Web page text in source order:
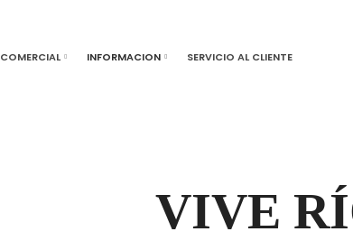
COMERCIAL INFORMACION SERVICIO AL CLIENTE
VIVE